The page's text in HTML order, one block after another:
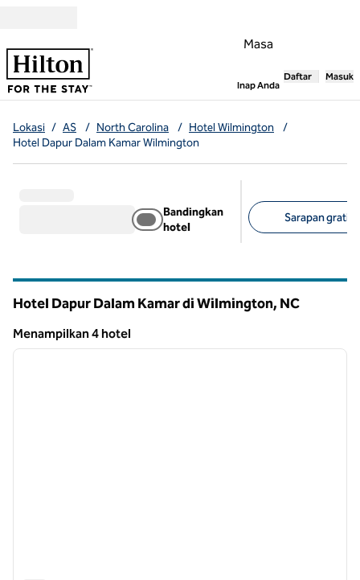
Masa
Inap Anda,Membuka
Daftar Masuk
Lokasi / AS / North Carolina / Hotel Wilmington
/
Hotel Dapur Dalam Kamar Wilmington
Bandingkan
hotel
Sarapan gratis
Hotel Dapur Dalam Kamar di Wilmington, NC
Menampilkan 4 hotel
Menampilkan 4 hotel
1 dari 12